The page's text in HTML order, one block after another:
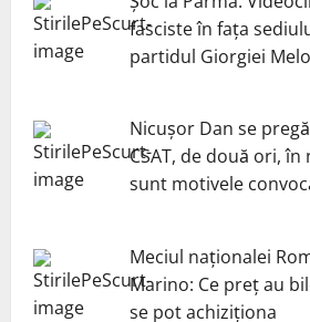
fasciste în fața
partidul Giorgiei
Nicuşor Dan se
CSAT, de două ori,
sunt motivele
Meciul naționalei
Marino: Ce preț au
se pot achiziționa